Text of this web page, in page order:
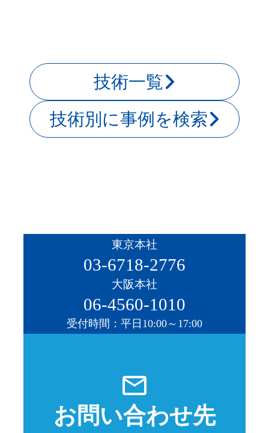
技術一覧
技術別に事例を検索
東京本社
03-6718-2776
大阪本社
06-4560-1010
受付時間：平日10:00～17:00
mail_outline
お問い合わせ先